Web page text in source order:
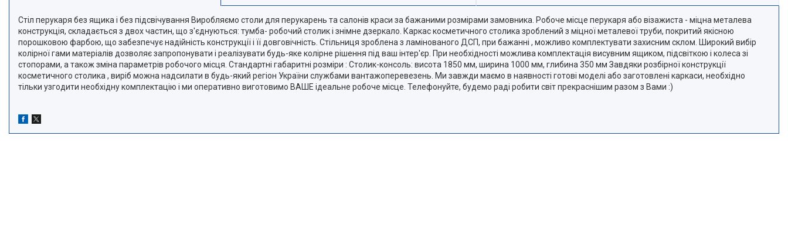
Стіл перукаря без ящика і без підсвічування Виробляємо столи для перукарень та салонів краси за бажаними розмірами замовника. Робоче місце перукаря або візажиста - міцна металева
конструкція, складається з двох частин, що з'єднуються: тумба- робочий столик і знімне дзеркало. Каркас косметичного столика зроблений з міцної металевої труби, покритий якісною
порошковою фарбою, що забезпечує надійність конструкції і її довговічність. Стільниця зроблена з ламінованого ДСП, при бажанні , можливо комплектувати захисним склом. Широкий вибір
колірної гами матеріалів дозволяє запропонувати і реалізувати будь-яке колірне рішення під ваш інтер'єр. При необхідності можлива комплектація висувним ящиком, підсвіткою і колеса зі
стопорами, а також зміна параметрів робочого місця. Стандартні габаритні розміри : Столик-консоль: висота 1850 мм, ширина 1000 мм, глибина 350 мм Завдяки розбірної конструкції
косметичного столика , виріб можна надсилати в будь-який регіон України службами вантажоперевезень. Ми завжди маємо в наявності готові моделі або заготовлені каркаси, необхідно
тільки узгодити необхідну комплектацію і ми оперативно виготовимо ВАШЕ ідеальне робоче місце. Телефонуйте, будемо раді робити світ прекраснішим разом з Вами :)